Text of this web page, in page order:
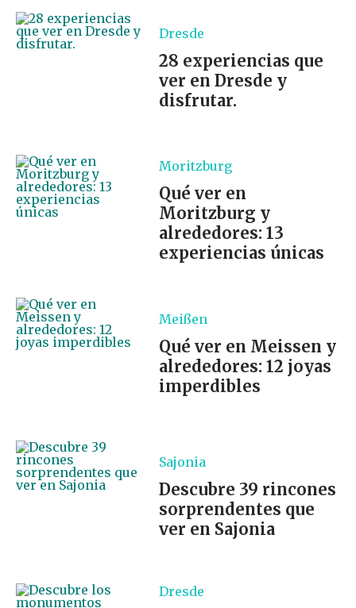
Dresde
28 experiencias que
ver en Dresde y
disfrutar.
Moritzburg
Qué ver en
Moritzburg y
alrededores: 13
experiencias únicas
Meißen
Qué ver en Meissen y
alrededores: 12 joyas
imperdibles
Sajonia
Descubre 39 rincones
sorprendentes que
ver en Sajonia
Dresde